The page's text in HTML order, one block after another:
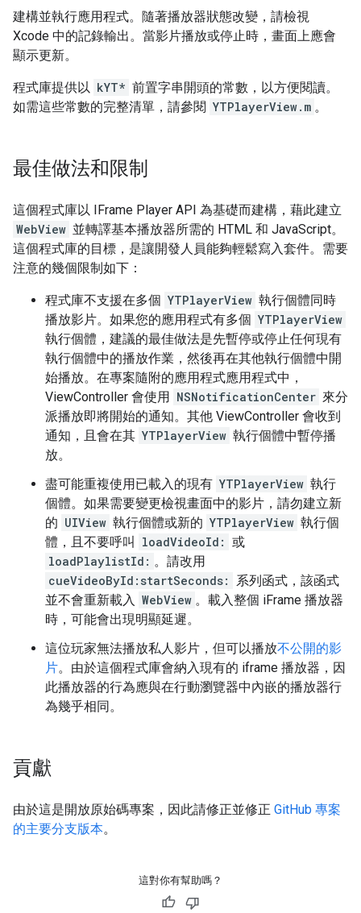
建構並執行應用程式。隨著播放器狀態改變，請檢視
Xcode 中的記錄輸出。當影片播放或停止時，畫面上應會
顯示更新。
程式庫提供以 kYT* 前置字串開頭的常數，以方便閱讀。
如需這些常數的完整清單，請參閱 YTPlayerView.m 。
最佳做法和限制
這個程式庫以 IFrame Player API 為基礎而建構，藉此建立
WebView 並轉譯基本播放器所需的 HTML 和 JavaScript。
這個程式庫的目標，是讓開發人員能夠輕鬆寫入套件。需要
注意的幾個限制如下：
程式庫不支援在多個 YTPlayerView 執行個體同時
播放影片。如果您的應用程式有多個 YTPlayerView
執行個體，建議的最佳做法是先暫停或停止任何現有
執行個體中的播放作業，然後再在其他執行個體中開
始播放。在專案隨附的應用程式應用程式中，
ViewController 會使用 NSNotificationCenter 來分
派播放即將開始的通知。其他 ViewController 會收到
通知，且會在其 YTPlayerView 執行個體中暫停播
放。
盡可能重複使用已載入的現有 YTPlayerView 執行
個體。如果需要變更檢視畫面中的影片，請勿建立新
的 UIView 執行個體或新的 YTPlayerView 執行個
體，且不要呼叫
loadVideoId: 或
loadPlaylistId: 。請改用
cueVideoById:startSeconds:
系列函式，該函式
並不會重新載入 WebView 。載入整個 iFrame 播放器
時，可能會出現明顯延遲。
這位玩家無法播放私人影片，但可以播放不公開的影
片。由於這個程式庫會納入現有的 iframe 播放器，因
此播放器的行為應與在行動瀏覽器中內嵌的播放器行
為幾乎相同。
貢獻
由於這是開放原始碼專案，因此請修正並修正 GitHub 專案
的主要分支版本。
這對你有幫助嗎？